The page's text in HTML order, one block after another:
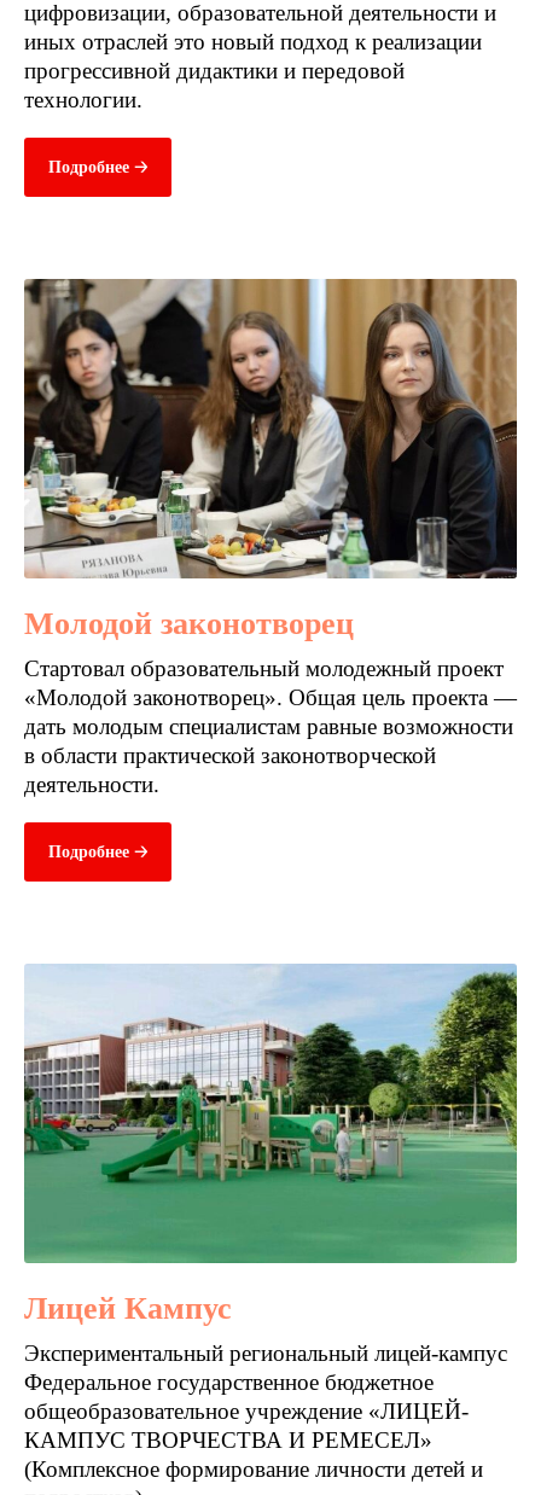
цифровизации, образовательной деятельности и
иных отраслей это новый подход к реализации
прогрессивной дидактики и передовой
технологии.
Подробнее 🡢
Молодой законотворец
Стартовал образовательный молодежный проект
«Молодой законотворец». Общая цель проекта —
дать молодым специалистам равные возможности
в области практической законотворческой
деятельности.
Подробнее 🡢
Лицей Кампус
Экспериментальный региональный лицей-кампус
Федеральное государственное бюджетное
общеобразовательное учреждение «ЛИЦЕЙ-
КАМПУС ТВОРЧЕСТВА И РЕМЕСЕЛ»
(Комплексное формирование личности детей и